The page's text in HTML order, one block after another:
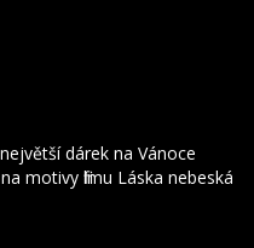
dárek na Vánoce
motivy filmu Láska nebeská